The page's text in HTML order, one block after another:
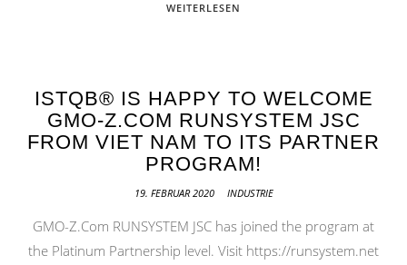
WEITERLESEN
ISTQB® IS HAPPY TO WELCOME
GMO-Z.COM RUNSYSTEM JSC
FROM VIET NAM TO ITS PARTNER
PROGRAM!
19. FEBRUAR 2020 INDUSTRIE
GMO-Z.Com RUNSYSTEM JSC has joined the program at
the Platinum Partnership level. Visit https://runsystem.net